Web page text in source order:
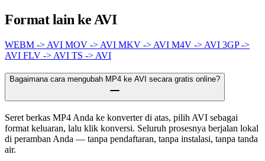
Format lain ke AVI
WEBM -> AVI MOV -> AVI MKV -> AVI M4V -> AVI 3GP ->
AVI FLV -> AVI TS -> AVI
Bagaimana cara mengubah MP4 ke AVI secara gratis online?
Seret berkas MP4 Anda ke konverter di atas, pilih AVI sebagai
format keluaran, lalu klik konversi. Seluruh prosesnya berjalan lokal
di peramban Anda — tanpa pendaftaran, tanpa instalasi, tanpa tanda
air.